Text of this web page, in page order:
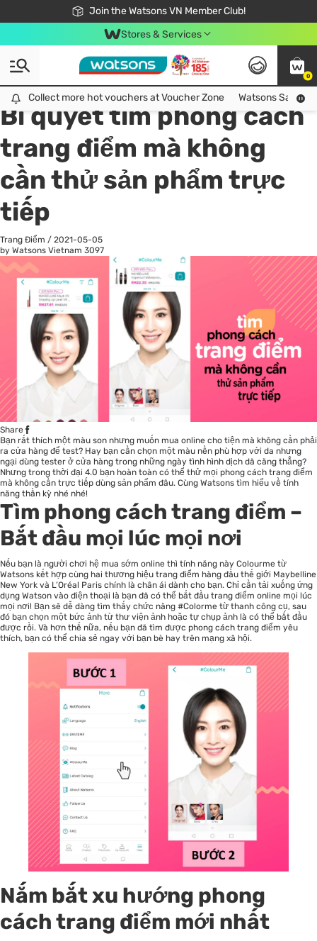
Join the Watsons VN Member Club!
Free Shipping For Order From 249,000Đ
24h Fast delivery in Hồ Chí Minh City
Stores & Services
0
Collect more hot vouchers at Voucher Zone
Collect more hot vouchers at Voucher Zone Watsons Safety
All
Chăm Sóc Cá Nhân
Bí quyết tìm phong cách
trang điểm mà không
cần thử sản phẩm trực
tiếp
Trang Điểm / 2021-05-05
by Watsons Vietnam 3097
Share
Bạn rất thích một màu son nhưng muốn mua online cho tiện mà không cần phải
ra cửa hàng để test? Hay bạn cần chọn một màu nền phù hợp với da nhưng
ngại dùng tester ở cửa hàng trong những ngày tình hình dịch dã căng thẳng?
Nhưng trong thời đại 4.0 bạn hoàn toàn có thể thử mọi phong cách trang điểm
mà không cần trực tiếp dùng sản phẩm đâu. Cùng Watsons tìm hiểu về tính
năng thần kỳ nhé nhé!
Tìm phong cách trang điểm –
Bắt đầu mọi lúc mọi nơi
Nếu bạn là người chơi hệ mua sớm online thì tính năng này Colourme từ
Watsons kết hợp cùng hai thương hiệu trang điểm hàng đầu thế giới Maybelline
New York và L’Oréal Paris chính là chân ái dành cho bạn. Chỉ cần tải xuống ứng
dụng Watson vào điện thoại là bạn đã có thể bắt đầu trang điểm online mọi lúc
mọi nơi! Bạn sẽ dễ dàng tìm thấy chức năng #Colorme từ thanh công cụ, sau
đó bạn chọn một bức ảnh từ thư viện ảnh hoặc tự chụp ảnh là có thể bắt đầu
được rồi. Và hơn thế nữa, nếu bạn đã tìm được phong cách trang điểm yêu
thích, bạn có thể chia sẻ ngay với bạn bè hay trên mạng xã hội.
Nắm bắt xu hướng phong
cách trang điểm mới nhất